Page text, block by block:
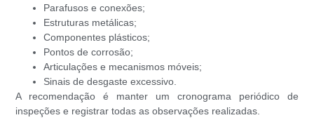
Parafusos e conexões;
Estruturas metálicas;
Componentes plásticos;
Pontos de corrosão;
Articulações e mecanismos móveis;
Sinais de desgaste excessivo.
A recomendação é manter um cronograma periódico de
inspeções e registrar todas as observações realizadas.